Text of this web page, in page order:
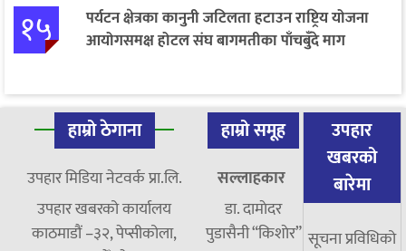
१५
पर्यटन क्षेत्रका कानुनी जटिलता हटाउन राष्ट्रिय योजना
आयोगसमक्ष होटल संघ बागमतीका पाँचबुँदे माग
हाम्रो ठेगाना
उपहार मिडिया नेटवर्क प्रा.लि.
उपहार खबरको कार्यालय
काठमाडौं –३२, पेप्सीकोला,
हाम्रो समूह
सल्लाहकार
डा. दामाेदर
पुडासैनी “किशाेर”
उपहार
खबरको
बारेमा
सूचना प्रविधिको